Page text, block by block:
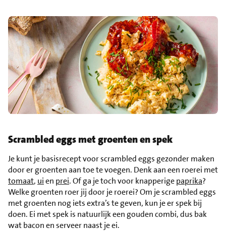
Scrambled eggs met groenten en spek
Je kunt je basisrecept voor scrambled eggs gezonder maken
door er groenten aan toe te voegen. Denk aan een roerei met
tomaat, uien prei. Of ga je toch voor knapperigepaprika?
Welke groenten roer jij door je roerei? Om je scrambled eggs
met groenten nog iets extra’s te geven, kun je er spek bij
doen. Ei met spek is natuurlijk een gouden combi, dus bak
wat bacon en serveer naast je ei.